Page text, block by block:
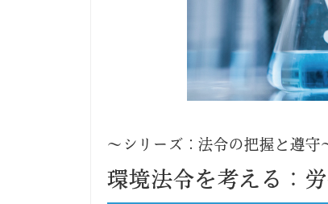
～シリーズ：法令の把握と遵守
環境法令を考える：